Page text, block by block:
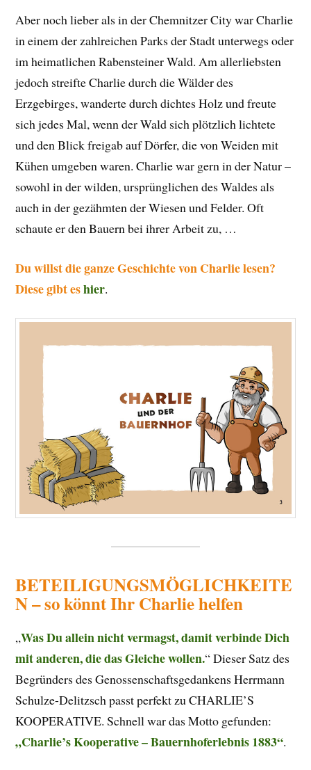
Aber noch lieber als in der Chemnitzer City war Charlie
in einem der zahlreichen Parks der Stadt unterwegs oder
im heimatlichen Rabensteiner Wald. Am allerliebsten
jedoch streifte Charlie durch die Wälder des
Erzgebirges, wanderte durch dichtes Holz und freute
sich jedes Mal, wenn der Wald sich plötzlich lichtete
und den Blick freigab auf Dörfer, die von Weiden mit
Kühen umgeben waren. Charlie war gern in der Natur –
sowohl in der wilden, ursprünglichen des Waldes als
auch in der gezähmten der Wiesen und Felder. Oft
schaute er den Bauern bei ihrer Arbeit zu, …
Du willst die ganze Geschichte von Charlie lesen?
Diese gibt eshier.
BETEILIGUNGSMÖGLICHKEITE
N – so könnt Ihr Charlie helfen
„Was Du allein nicht vermagst, damit verbinde Dich
mit anderen, die das Gleiche wollen.“ Dieser Satz des
Begründers des Genossenschaftsgedankens Herrmann
Schulze-Delitzsch passt perfekt zu CHARLIE’S
KOOPERATIVE. Schnell war das Motto gefunden:
„Charlie’s Kooperative – Bauernhoferlebnis 1883“.